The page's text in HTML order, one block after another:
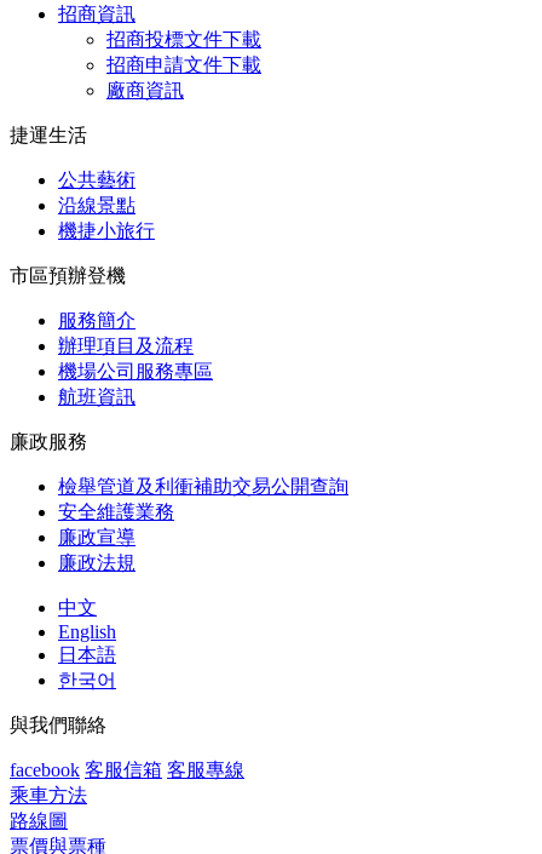
招商資訊
招商投標文件下載
招商申請文件下載
廠商資訊
捷運生活
公共藝術
沿線景點
機捷小旅行
市區預辦登機
服務簡介
辦理項目及流程
機場公司服務專區
航班資訊
廉政服務
檢舉管道及利衝補助交易公開查詢
安全維護業務
廉政宣導
廉政法規
中文
English
日本語
한국어
與我們聯絡
facebook 客服信箱 客服專線
乘車方法
路線圖
票價與票種